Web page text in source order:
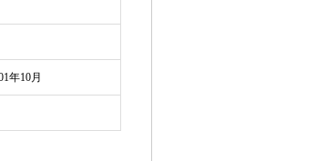
年10月